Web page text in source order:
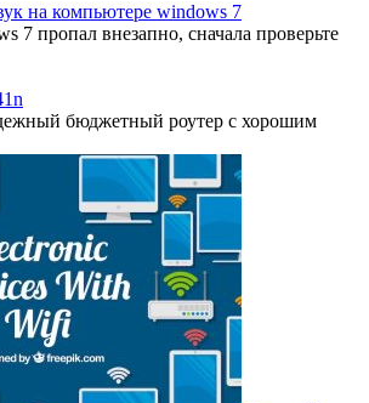
на компьютере windows 7
7 пропал внезапно, сначала проверьте
бюджетный роутер с хорошим